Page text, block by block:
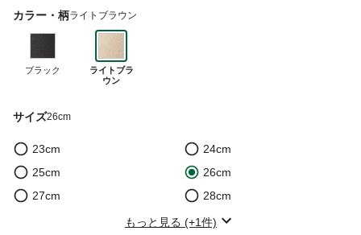
カラー・柄ライトブラウン
ブラック
ライトブラ
ウン
サイズ26cm
23cm
24cm
25cm
26cm
27cm
28cm
もっと見る (+1件)